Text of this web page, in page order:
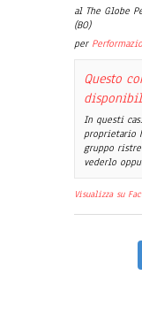
al The Globe
(BO)
per
Questo
In questi
proprietario
gruppo
vederlo
Visualizza su